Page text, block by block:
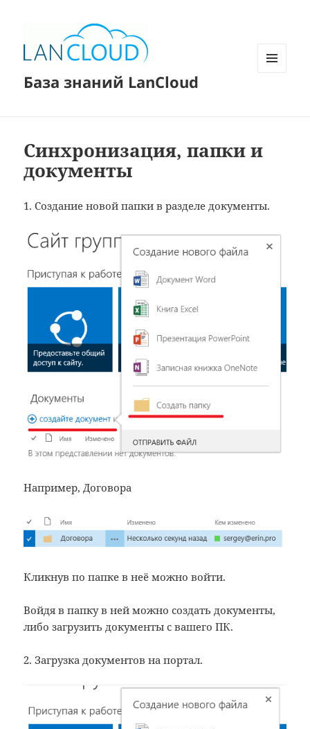
База знаний LanCloud
Синхронизация, папки и
документы
1. Создание новой папки в разделе документы.
Например, Договора
Кликнув по папке в неё можно войти.
Войдя в папку в ней можно создать документы,
либо загрузить документы с вашего ПК.
2. Загрузка документов на портал.